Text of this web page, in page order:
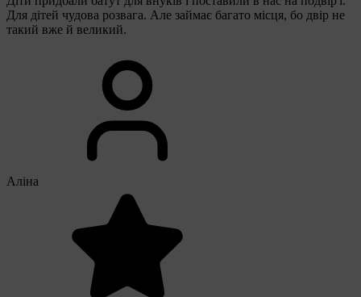
Для дітей чудова розвага. Але займає багато місця, бо двір не
такий вже й великий.
Аліна